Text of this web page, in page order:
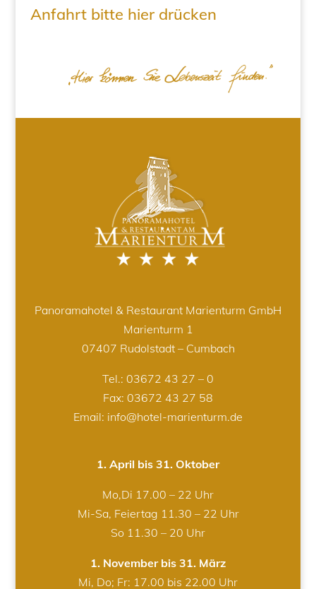
Anfahrt bitte hier drücken
Panoramahotel & Restaurant Marienturm GmbH
Marienturm 1
07407 Rudolstadt – Cumbach
Tel.: 03672 43 27 – 0
Fax: 03672 43 27 58
Email: info@hotel-marienturm.de
1. April bis 31. Oktober
Mo,Di 17.00 – 22 Uhr
Mi-Sa, Feiertag 11.30 – 22 Uhr
So 11.30 – 20 Uhr
1. November bis 31. März
Mi, Do; Fr: 17.00 bis 22.00 Uhr